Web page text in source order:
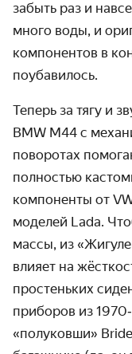
забыть раз и
много воды, и
компонентов в
поубавилось.
Теперь за тягу и
BMW M44 с
поворотах
полностью
компоненты от
моделей Lada.
массы, из
влияет на
простеньких
приборов из
«полуковши»